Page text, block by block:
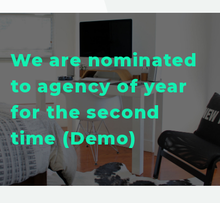
We are nominated
to agency of year
for the second
time (Demo)